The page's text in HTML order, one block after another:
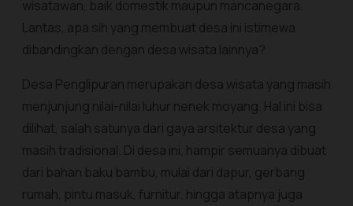
wisatawan, baik domestik maupun mancanegara.
Lantas, apa sih yang membuat desa ini istimewa
dibandingkan dengan desa wisata lainnya?
Desa Penglipuran merupakan desa wisata yang masih
menjunjung nilai-nilai luhur nenek moyang. Hal ini bisa
dilihat, salah satunya dari gaya arsitektur desa yang
masih tradisional. Di desa ini, hampir semuanya dibuat
dari bahan baku bambu, mulai dari dapur, gerbang
rumah, pintu masuk, furnitur, hingga atapnya juga